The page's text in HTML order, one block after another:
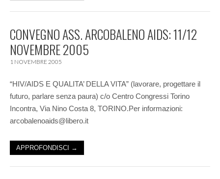
CONVEGNO ASS. ARCOBALENO AIDS: 11/12
NOVEMBRE 2005
1 NOVEMBRE 2005
“HIV/AIDS E QUALITA’ DELLA VITA” (lavorare, progettare il
futuro, parlare senza paura) c/o Centro Congressi Torino
Incontra, Via Nino Costa 8, TORINO.Per informazioni:
arcobalenoaids@libero.it
APPROFONDISCI →